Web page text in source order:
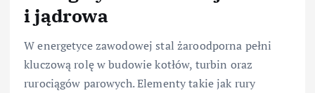
i jądrowa
W energetyce zawodowej stal żaroodporna pełni
kluczową rolę w budowie kotłów, turbin oraz
rurociągów parowych. Elementy takie jak rury